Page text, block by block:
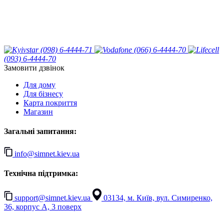
(098) 6-4444-71
(066) 6-4444-70
(093) 6-4444-70
Замовити дзвінок
Для дому
Для бізнесу
Карта покриття
Магазин
Загальні запитання:
info@simnet.kiev.ua
Технічна підтримка:
support@simnet.kiev.ua
03134, м. Київ, вул. Симиренко,
36, корпус А, 3 поверх